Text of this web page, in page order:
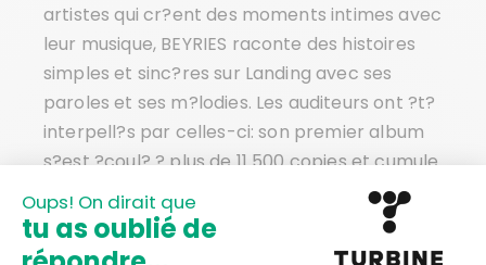
artistes qui cr?ent des moments intimes avec
leur musique, BEYRIES raconte des histoires
simples et sinc?res sur Landing avec ses
paroles et ses m?lodies. Les auditeurs ont ?t?
interpell?s par celles-ci: son premier album
s?est ?coul? ? plus de 11 500 copies et cumule
plus de 15 millions d??coutes sur toutes les
plateformes.